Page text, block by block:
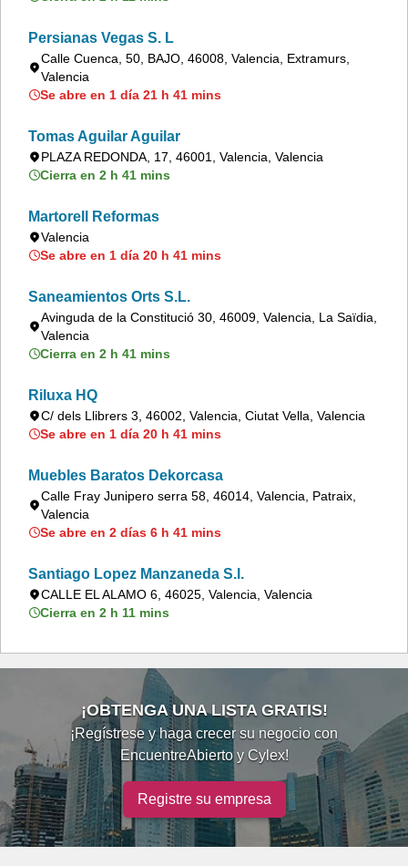
Persianas Vegas S. L
Calle Cuenca, 50, BAJO, 46008, Valencia, Extramurs,
Valencia
Se abre en 1 día 21 h 41 mins
Tomas Aguilar Aguilar
PLAZA REDONDA, 17, 46001, Valencia, Valencia
Cierra en 2 h 41 mins
Martorell Reformas
Valencia
Se abre en 1 día 20 h 41 mins
Saneamientos Orts S.L.
Avinguda de la Constitució 30, 46009, Valencia, La Saïdia,
Valencia
Cierra en 2 h 41 mins
Riluxa HQ
C/ dels Llibrers 3, 46002, Valencia, Ciutat Vella, Valencia
Se abre en 1 día 20 h 41 mins
Muebles Baratos Dekorcasa
Calle Fray Junipero serra 58, 46014, Valencia, Patraix,
Valencia
Se abre en 2 días 6 h 41 mins
Santiago Lopez Manzaneda S.l.
CALLE EL ALAMO 6, 46025, Valencia, Valencia
Cierra en 2 h 11 mins
¡OBTENGA UNA LISTA GRATIS!
¡Regístrese y haga crecer su negocio con
EncuentreAbierto y Cylex!
Registre su empresa